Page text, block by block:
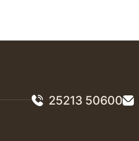
25213 50600